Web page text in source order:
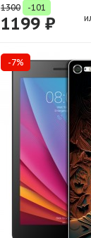
1300 -101
1199 ₽
-7%